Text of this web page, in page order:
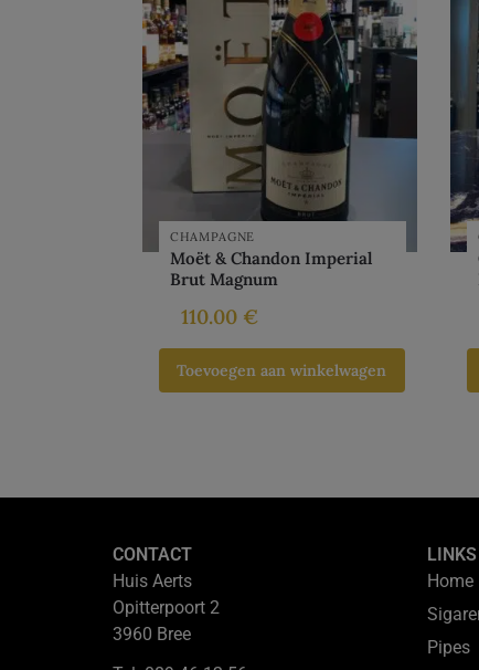
CHAMPAGNE
Moët & Chandon Imperial
Brut Magnum
110.00 €
Toevoegen aan winkelwagen
CONTACT
Huis Aerts
Opitterpoort 2
3960 Bree
LINKS
Home
Pipes